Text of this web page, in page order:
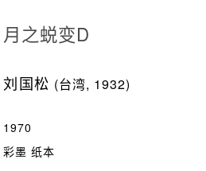
月之蜕变D
刘国松 (台湾, 1932)
1970
彩墨 纸本